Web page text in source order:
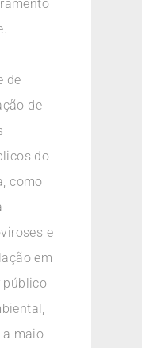
de
de
do
como
e
em
público
a maio